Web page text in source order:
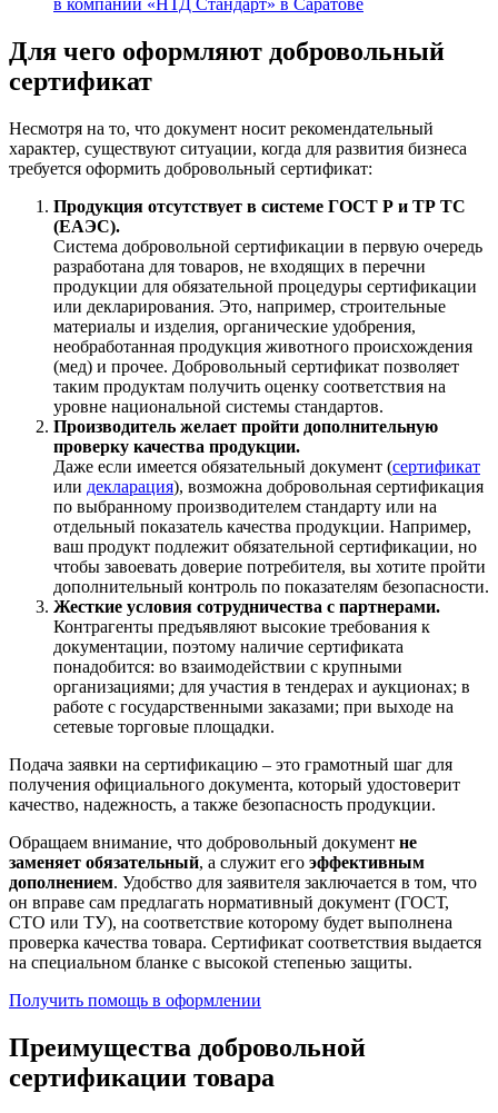
Для чего оформляют добровольный
сертификат
Несмотря на то, что документ носит рекомендательный
характер, существуют ситуации, когда для развития бизнеса
требуется оформить добровольный сертификат:
Продукция отсутствует в системе ГОСТ Р и ТР ТС
(ЕАЭС).
Система добровольной сертификации в первую очередь
разработана для товаров, не входящих в перечни
продукции для обязательной процедуры сертификации
или декларирования. Это, например, строительные
материалы и изделия, органические удобрения,
необработанная продукция животного происхождения
(мед) и прочее. Добровольный сертификат позволяет
таким продуктам получить оценку соответствия на
уровне национальной системы стандартов.
Производитель желает пройти дополнительную
проверку качества продукции.
Даже если имеется обязательный документ (сертификат
или декларация), возможна добровольная сертификация
по выбранному производителем стандарту или на
отдельный показатель качества продукции. Например,
ваш продукт подлежит обязательной сертификации, но
чтобы завоевать доверие потребителя, вы хотите пройти
дополнительный контроль по показателям безопасности.
Жесткие условия сотрудничества с партнерами.
Контрагенты предъявляют высокие требования к
документации, поэтому наличие сертификата
понадобится: во взаимодействии с крупными
организациями; для участия в тендерах и аукционах; в
работе с государственными заказами; при выходе на
сетевые торговые площадки.
Подача заявки на сертификацию – это грамотный шаг для
получения официального документа, который удостоверит
качество, надежность, а также безопасность продукции.
Обращаем внимание, что добровольный документ не
заменяет обязательный, а служит его эффективным
дополнением. Удобство для заявителя заключается в том, что
он вправе сам предлагать нормативный документ (ГОСТ,
СТО или ТУ), на соответствие которому будет выполнена
проверка качества товара. Сертификат соответствия выдается
на специальном бланке с высокой степенью защиты.
Получить помощь в оформлении
Преимущества добровольной
сертификации товара